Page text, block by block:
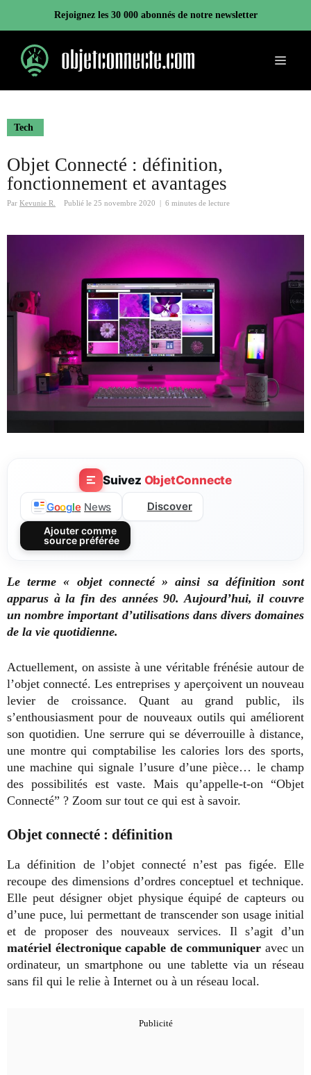
contenu
Rejoignez les 30 000 abonnés de notre newsletter
Menu
Tech
Objet Connecté : définition,
fonctionnement et avantages
Par Kevunie R. Publié le 25 novembre 2020 6 minutes de lecture
Suivez ObjetConnecte
Google News Discover
Ajouter comme
source préférée
Le terme « objet connecté » ainsi sa définition sont
apparus à la fin des années 90. Aujourd’hui, il couvre
un nombre important d’utilisations dans divers domaines
de la vie quotidienne.
Actuellement, on assiste à une véritable frénésie autour de
l’objet connecté. Les entreprises y aperçoivent un nouveau
levier de croissance. Quant au grand public, ils
s’enthousiasment pour de nouveaux outils qui améliorent
son quotidien. Une serrure qui se déverrouille à distance,
une montre qui comptabilise les calories lors des sports,
une machine qui signale l’usure d’une pièce… le champ
des possibilités est vaste. Mais qu’appelle-t-on “Objet
Connecté” ? Zoom sur tout ce qui est à savoir.
Objet connecté : définition
La définition de l’objet connecté n’est pas figée. Elle
recoupe des dimensions d’ordres conceptuel et technique.
Elle peut désigner objet physique équipé de capteurs ou
d’une puce, lui permettant de transcender son usage initial
et de proposer des nouveaux services. Il s’agit d’un
matériel électronique capable de communiquer avec un
ordinateur, un smartphone ou une tablette via un réseau
sans fil qui le relie à Internet ou à un réseau local.